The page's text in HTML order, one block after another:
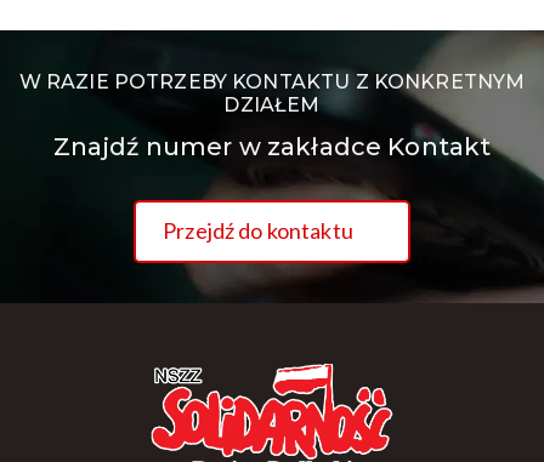
W RAZIE POTRZEBY KONTAKTU Z KONKRETNYM
DZIAŁEM
Znajdź numer w zakładce Kontakt
Przejdź do kontaktu